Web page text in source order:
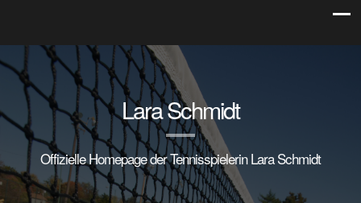
Lara Schmidt
Offizielle Homepage der Tennisspielerin Lara Schmidt